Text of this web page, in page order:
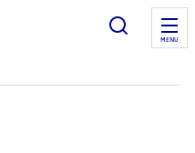
Ouvrir
MENU